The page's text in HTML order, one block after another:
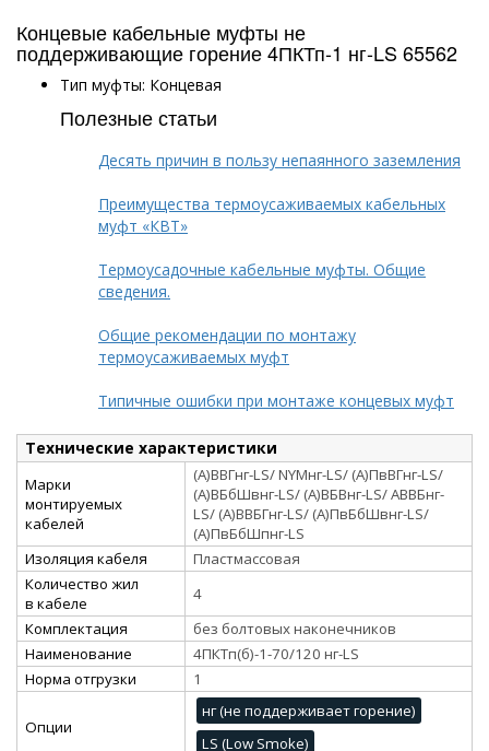
Концевые кабельные муфты не
поддерживающие горение 4ПКТп-1 нг-LS 65562
Тип муфты: Концевая
Полезные статьи
Десять причин в пользу непаянного заземления
Преимущества термоусаживаемых кабельных
муфт «КВТ»
Термоусадочные кабельные муфты. Общие
сведения.
Общие рекомендации по монтажу
термоусаживаемых муфт
Типичные ошибки при монтаже концевых муфт
Технические характеристики
Марки
монтируемых
кабелей
(А)ВВГнг-LS/ NYMнг-LS/ (А)ПвВГнг-LS/
(А)ВБбШвнг-LS/ (А)ВБВнг-LS/ АВВБнг-
LS/ (А)ВВБГнг-LS/ (А)ПвБбШвнг-LS/
(А)ПвБбШпнг-LS
Изоляция кабеля
Пластмассовая
Количество жил
в кабеле
4
Комплектация
без болтовых наконечников
Наименование
4ПКТп(б)-1-70/120 нг-LS
Норма отгрузки
1
Опции
нг (не поддерживает горение)
LS (Low Smoke)